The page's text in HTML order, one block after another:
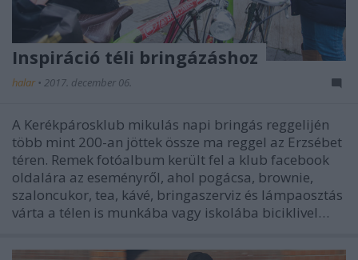
Inspiráció téli bringázáshoz
halar • 2017. december 06.
A Kerékpárosklub mikulás napi bringás reggelijén
több mint 200-an jöttek össze ma reggel az Erzsébet
téren. Remek fotóalbum került fel a klub facebook
oldalára az eseményről, ahol pogácsa, brownie,
szaloncukor, tea, kávé, bringaszerviz és lámpaosztás
várta a télen is munkába vagy iskolába biciklivel…